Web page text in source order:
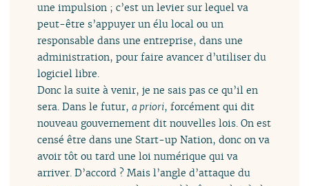
une impulsion ; c’est un levier sur lequel va
peut-être s’appuyer un élu local ou un
responsable dans une entreprise, dans une
administration, pour faire avancer d’utiliser du
logiciel libre.
Donc la suite à venir, je ne sais pas ce qu’il en
sera. Dans le futur,a priori, forcément qui dit
nouveau gouvernement dit nouvelles lois. On est
censé être dans une Start-up Nation, donc on va
avoir tôt ou tard une loi numérique qui va
arriver. D’accord ? Mais l’angle d’attaque du